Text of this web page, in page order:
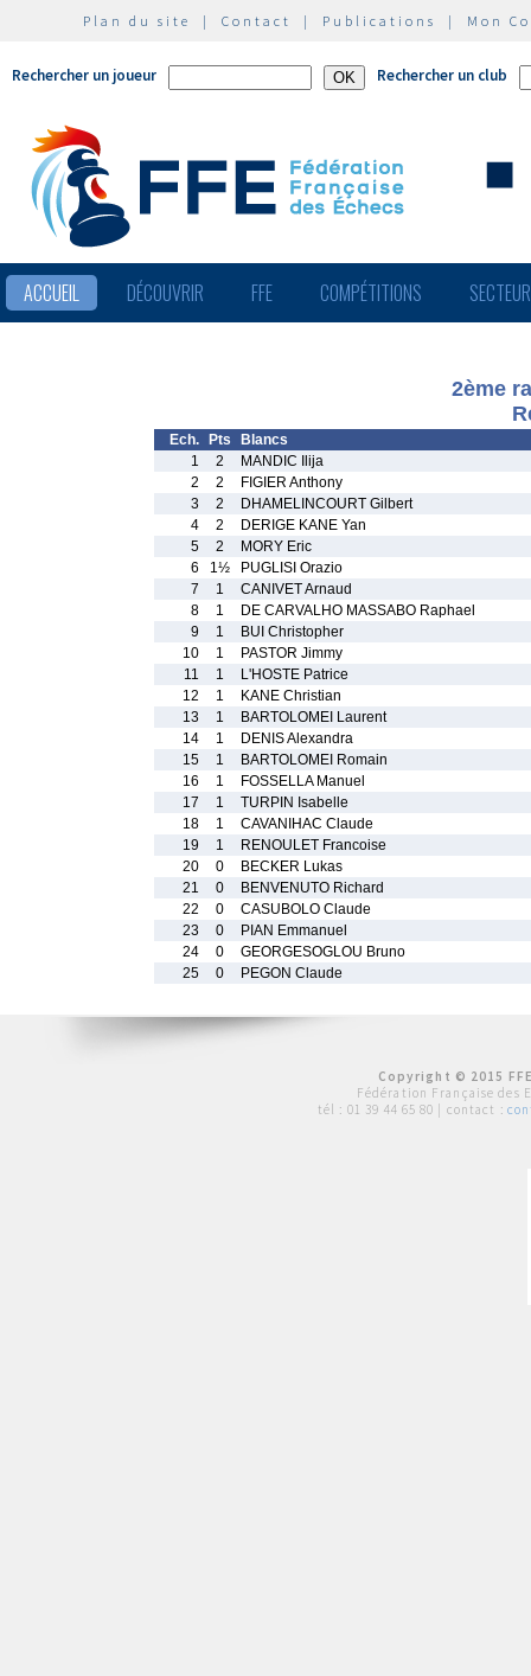
Plan du site | Contact | Publications | Mon
Rechercher un joueur Rechercher un club
ACCUEIL DÉCOUVRIR FFE COMPÉTITIONS
2ème
Ech. Pts
Blancs
1
2
MANDIC Ilija
2
2
FIGIER Anthony
3
2
DHAMELINCOURT Gilbert
4
2
DERIGE KANE Yan
5
2
MORY Eric
6
1½
PUGLISI Orazio
7
1
CANIVET Arnaud
8
1
DE CARVALHO MASSABO Raphael
9
1
BUI Christopher
10
1
PASTOR Jimmy
11
1
L'HOSTE Patrice
12
1
KANE Christian
13
1
BARTOLOMEI Laurent
14
1
DENIS Alexandra
15
1
BARTOLOMEI Romain
16
1
FOSSELLA Manuel
17
1
TURPIN Isabelle
18
1
CAVANIHAC Claude
19
1
RENOULET Francoise
20
0
BECKER Lukas
21
0
BENVENUTO Richard
22
0
CASUBOLO Claude
23
0
PIAN Emmanuel
24
0
GEORGESOGLOU Bruno
25
0 PEGON Claude
Copyright © 2015
Fédération Française des
tél : 01 39 44 65 80 | contact :